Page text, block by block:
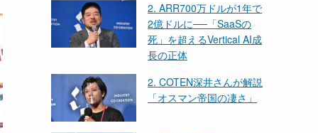
2. ARR700万ドルが1年で
2億ドルに──「SaaSの
死」を超えるVertical AI成
長の正体
2. COTEN深井さんが解説
「オスマン帝国の凄さ」